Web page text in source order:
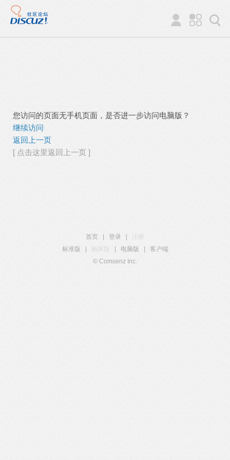
您访问的页面无手机页面，是否进一步访问电脑版？
继续访问
返回上一页
[ 点击这里返回上一页 ]
首页 登录
注册
标准版
触屏版 电脑版
客户端
© Comsenz Inc.